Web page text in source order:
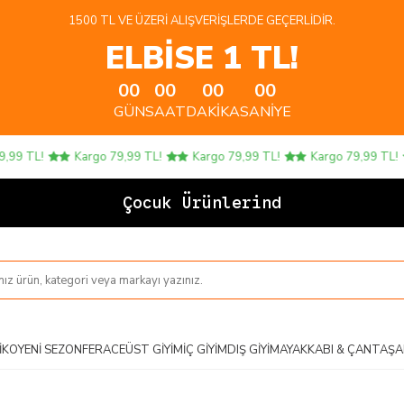
1500 TL VE ÜZERI ALIŞVERIŞLERDE GEÇERLIDIR.
ELBİSE 1 TL!
00
GÜN
00
SAAT
00
DAKIKA
00
SANIYE
TL! Kargo 79,99 TL! Kargo 79,99 TL! Kargo 79,99 TL!
Çocuk Ürünlerinde 4
YENI SEZONFERACEÜST GIYIMİÇ GIYIMDIŞ GIYIMAYAKKABI & ÇANTA